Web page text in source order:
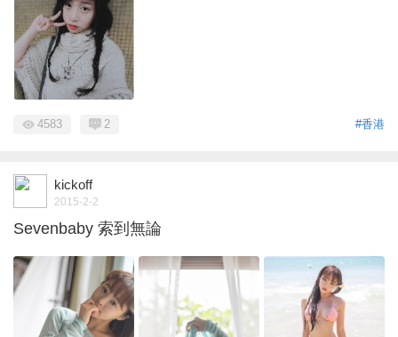
#香港
4583 2
kickoff
2015-2-2
Sevenbaby 索到無論